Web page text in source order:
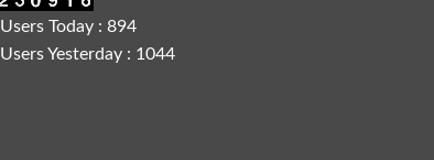
Users Today : 894
Users Yesterday : 1044